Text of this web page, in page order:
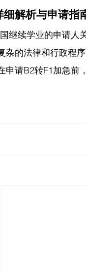
细解析与申请指
继续学业的申请人
杂的法律和行政程
申请B2转F1加急前